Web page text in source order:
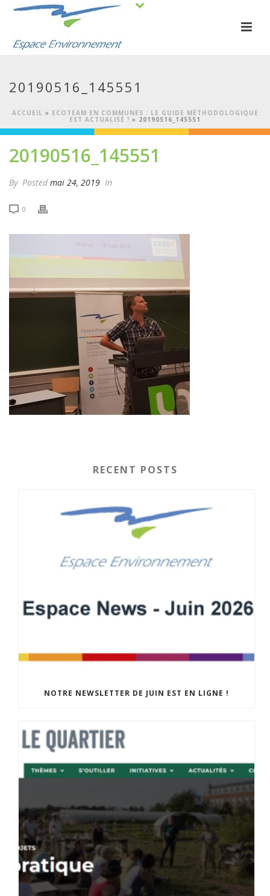
20190516_145551
ACCUEIL » ECOTEAM EN COMMUNES : LE GUIDE MÉTHODOLOGIQUE
EST ACTUALISÉ ! » 20190516_145551
20190516_145551
By Posted mai 24, 2019 In
0
RECENT POSTS
NOTRE NEWSLETTER DE JUIN EST EN LIGNE !